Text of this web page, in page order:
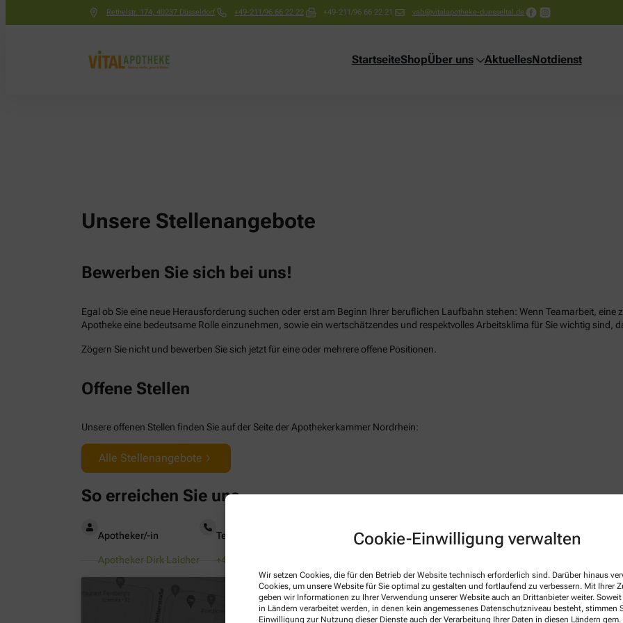
Cookie-Einwilligung verwalten
Wir setzen Cookies, die für den Betrieb der Website technisch erforderlich sind. Darüber hinaus
Cookies, um unsere Website für Sie optimal zu gestalten und fortlaufend zu verbessern. Mit Ihrer
geben wir Informationen zu Ihrer Verwendung unserer Website auch an Drittanbieter weiter. Soweit
in Ländern verarbeitet werden, in denen kein angemessenes Datenschutzniveau besteht, stimmen
Einwilligung zur Nutzung dieser Dienste auch der Verarbeitung Ihrer Daten in diesen Ländern
Rethelstr. 174, 40237 Düsseldorf +49-211/96 66 22 22 +49-211/96 66 22 21 vab@vitalapotheke-duesseltal.de
StartseiteShopÜber uns AktuellesNotdienst
Unsere Stellenangebote
Bewerben Sie sich bei uns!
Egal ob Sie eine neue Herausforderung suchen oder erst am Beginn Ihrer beruflichen Laufbahn stehen: Wenn Teamarbeit,
Apotheke eine bedeutsame Rolle einzunehmen, sowie ein wertschätzendes und respektvolles Arbeitsklima für Sie wichtig sind,
Zögern Sie nicht und bewerben Sie sich jetzt für eine oder mehrere offene Positionen.
Offene Stellen
Unsere offenen Stellen finden Sie auf der Seite der Apothekerkammer Nordrhein:
Alle Stellenangebote
So erreichen Sie uns
Apotheker/-in
Apotheker Dirk Laicher
Telefonnummer
+49-211/96 66 22 22
Faxnummer E-Mail-Adresse